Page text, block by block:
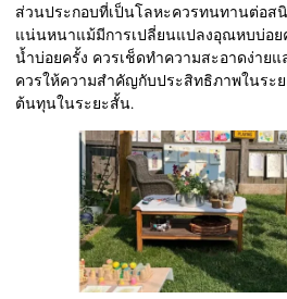
ส่วนประกอบที่เป็นโลหะควรทนทานต่อส
แน่นหนาแม้มีการเปลี่ยนแปลงอุณหบบ่อย
น้ำบ่อยครั้ง ควรเช็ดทำความสะอาดง่ายแ
ควรให้ความสำคัญกับประสิทธิภาพในระ
ต้นทุนในระยะสั้น.